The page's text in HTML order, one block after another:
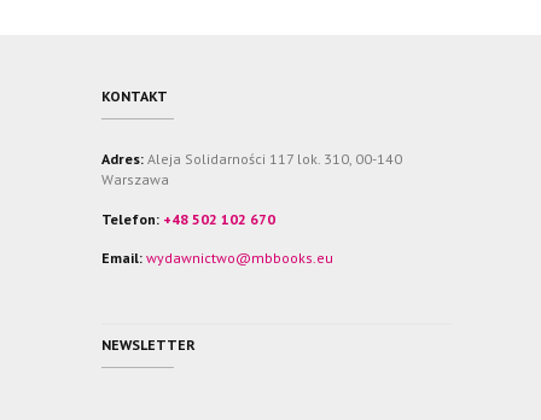
KONTAKT
Adres: Aleja Solidarności 117 lok. 310, 00-140
Warszawa
Telefon: +48 502 102 670
Email: wydawnictwo@mbbooks.eu
NEWSLETTER